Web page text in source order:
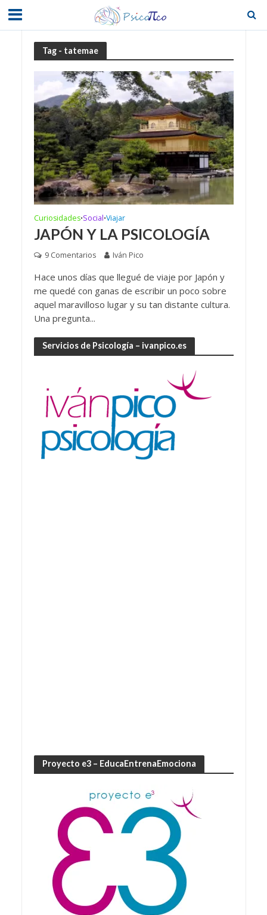
Tag - tatemae
Curiosidades•Social•Viajar
JAPÓN Y LA PSICOLOGÍA
9 Comentarios Iván Pico
Hace unos días que llegué de viaje por Japón y
me quedé con ganas de escribir un poco sobre
aquel maravilloso lugar y su tan distante cultura.
Una pregunta...
Servicios de Psicología – ivanpico.es
Proyecto e3 – EducaEntrenaEmociona